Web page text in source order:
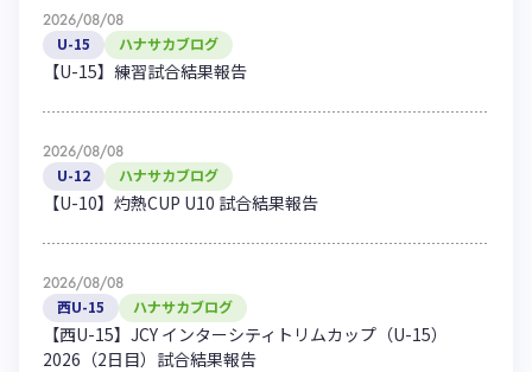
U-12
ガールズU-15
アカデミー
セレクション
セレッソ大阪
2026/08/08
U-15 ハナサカブログ
【U-15】練習試合結果報告
2026/08/08
U-12 ハナサカブログ
【U-10】灼熱CUP U10 試合結果報告
2026/08/08
西U-15 ハナサカブログ
【西U-15】JCY インターシティトリムカップ（U-15）
2026（2日目）試合結果報告